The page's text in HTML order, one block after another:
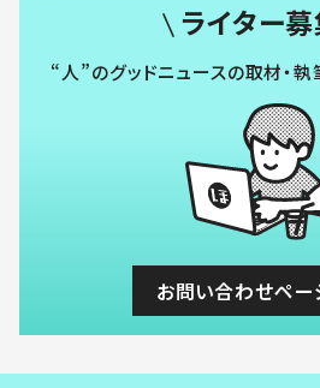
ライター募
“人”のグッドニュースの取材・
お問い合わせペー